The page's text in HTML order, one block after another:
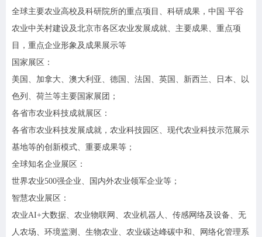
全球主要农业高校及科研院所的重点项目、科研成果，中国·平谷
农业中关村建设及北京市各区农业发展成就、主要成果、重点项
目，重点企业形象及成果展示等
国家展区：
美国、加拿大、澳大利亚、德国、法国、英国、新西兰、日本、以
色列、荷兰等主要国家展团；
各省市农业科技成就展区：
各省市农业科技发展成就，农业科技园区、现代农业科技示范展示
基地等的创新模式、重要成果等；
全球知名企业展区：
世界农业500强企业、国内外农业领军企业等；
智慧农业展区：
农业AI+大数据、农业物联网、农业机器人、传感网络及设备、无
人农场、环境监测、生物农业、农业碳达峰碳中和、网络化管理系